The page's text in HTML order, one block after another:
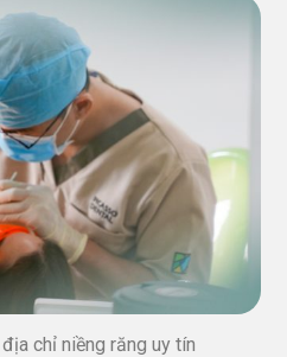
chỉ niềng răng uy tín